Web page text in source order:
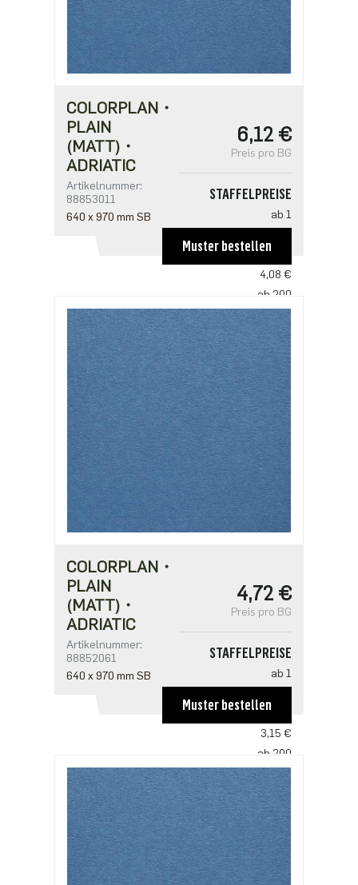
COLORPLAN・
PLAIN
(MATT)・
ADRIATIC
Artikelnummer:
88853011
640 x 970 mm SB
6,12 €
Preis pro BG
STAFFELPREISE
ab 1
ab 100
4,08 €
ab 200
3,94 €
ab 500
3,40 €
ab 1000
2,72 €
Muster bestellen
COLORPLAN・
PLAIN
(MATT)・
ADRIATIC
Artikelnummer:
88852061
640 x 970 mm SB
4,72 €
Preis pro BG
STAFFELPREISE
ab 1
ab 100
3,15 €
ab 200
3,04 €
ab 500
2,62 €
ab 1000
2,10 €
Muster bestellen